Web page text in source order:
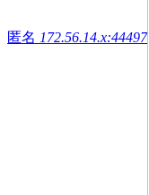
匿名 172.56.14.x:44497